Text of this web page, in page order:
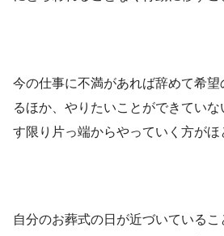
今の仕事に不満があれば辞めて希
るほか、やりたいことができてい
す限り片っ端からやっていく方がほ
自分のお葬式の日が近づいている